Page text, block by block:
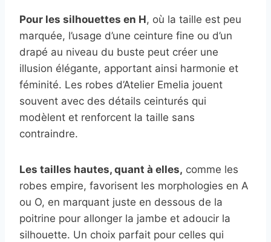
Pour les silhouettes en H, où la taille est peu
marquée, l’usage d’une ceinture fine ou d’un
drapé au niveau du buste peut créer une
illusion élégante, apportant ainsi harmonie et
féminité. Les robes d’Atelier Emelia jouent
souvent avec des détails ceinturés qui
modèlent et renforcent la taille sans
contraindre.
Les tailles hautes, quant à elles, comme les
robes empire, favorisent les morphologies en A
ou O, en marquant juste en dessous de la
poitrine pour allonger la jambe et adoucir la
silhouette. Un choix parfait pour celles qui